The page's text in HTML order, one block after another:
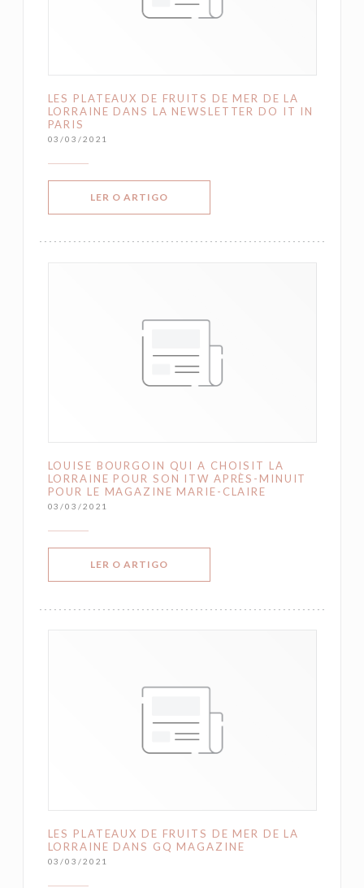
LES PLATEAUX DE FRUITS DE MER DE LA
LORRAINE DANS LA NEWSLETTER DO IT IN
PARIS
03/03/2021
LER O ARTIGO((ABRE NUMA NOVA JANELA))
LOUISE BOURGOIN QUI A CHOISIT LA
LORRAINE POUR SON ITW APRÈS-MINUIT
POUR LE MAGAZINE MARIE-CLAIRE
03/03/2021
LER O ARTIGO((ABRE NUMA NOVA JANELA))
LES PLATEAUX DE FRUITS DE MER DE LA
LORRAINE DANS GQ MAGAZINE
03/03/2021